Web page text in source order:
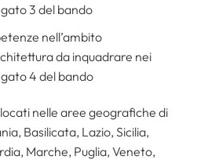
3 del bando
nell’ambito
da inquadrare nei
4 del bando
nelle aree geografiche di
Basilicata, Lazio, Sicilia,
Marche, Puglia, Veneto,